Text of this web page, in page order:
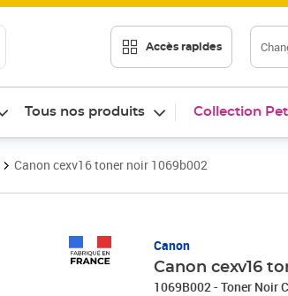
Accès rapides
Tous nos produits Collection
Canon cexv16 toner noir 1069b002
Canon
Canon cexv16
1069B002 - Toner Noir